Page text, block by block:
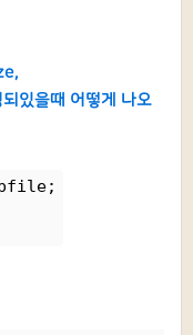
있을때 어떻게 나오